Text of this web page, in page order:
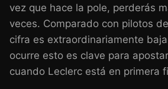
vez que hace la pole, perderás
veces. Comparado con pilotos
cifra es extraordinariamente
ocurre esto es clave para
cuando Leclerc está en primera